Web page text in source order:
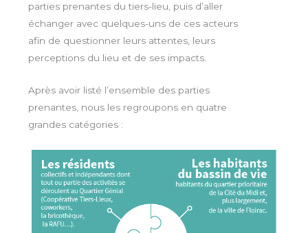
parties prenantes du tiers-lieu, puis d’aller
échanger avec quelques-uns de ces acteurs
afin de questionner leurs attentes, leurs
perceptions du lieu et de ses impacts.
Après avoir listé l’ensemble des parties
prenantes, nous les regroupons en quatre
grandes catégories :